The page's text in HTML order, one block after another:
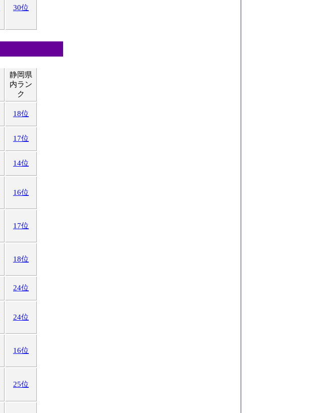
30位
静岡県
内ラン
ク
18位
17位
14位
16位
17位
18位
24位
24位
16位
25位